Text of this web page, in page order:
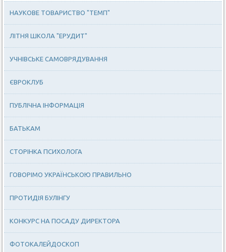
НАУКОВЕ ТОВАРИСТВО "ТЕМП"
ЛІТНЯ ШКОЛА "ЕРУДИТ"
УЧНІВСЬКЕ САМОВРЯДУВАННЯ
ЄВРОКЛУБ
ПУБЛІЧНА ІНФОРМАЦІЯ
БАТЬКАМ
СТОРІНКА ПСИХОЛОГА
ГОВОРІМО УКРАЇНСЬКОЮ ПРАВИЛЬНО
ПРОТИДІЯ БУЛІНГУ
КОНКУРС НА ПОСАДУ ДИРЕКТОРА
ФОТОКАЛЕЙДОСКОП